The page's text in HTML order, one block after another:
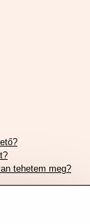
tehetem meg?